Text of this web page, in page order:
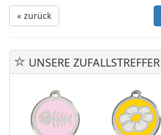
« zurück
UNSERE ZUFALLSTREFFER